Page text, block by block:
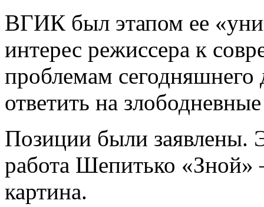
ВГИК был этапом ее
интерес режиссера к
проблемам
ответить на
Позиции были заявлены.
работа Шепитько «Зной»
картина.